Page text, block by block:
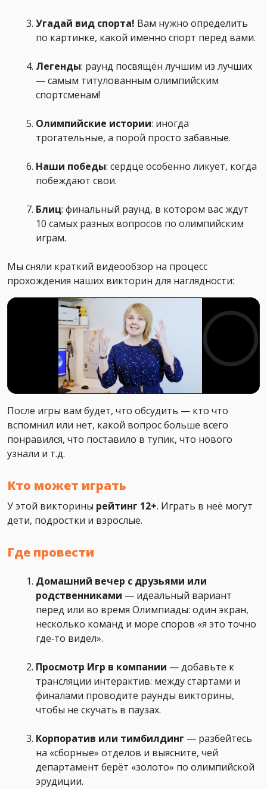
Угадай вид спорта! Вам нужно определить
по картинке, какой именно спорт перед вами.
Легенды: раунд посвящён лучшим из лучших
— самым титулованным олимпийским
спортсменам!
Олимпийские истории: иногда
трогательные, а порой просто забавные.
Наши победы: сердце особенно ликует, когда
побеждают свои.
Блиц: финальный раунд, в котором вас ждут
10 самых разных вопросов по олимпийским
играм.
Мы сняли краткий видеообзор на процесс
прохождения наших викторин для наглядности:
После игры вам будет, что обсудить — кто что
вспомнил или нет, какой вопрос больше всего
понравился, что поставило в тупик, что нового
узнали и т.д.
Кто может играть
У этой викторины рейтинг 12+. Играть в неё могут
дети, подростки и взрослые.
Где провести
Домашний вечер с друзьями или
родственниками — идеальный вариант
перед или во время Олимпиады: один экран,
несколько команд и море споров «я это точно
где‑то видел».
Просмотр Игр в компании — добавьте к
трансляции интерактив: между стартами и
финалами проводите раунды викторины,
чтобы не скучать в паузах.
Корпоратив или тимбилдинг — разбейтесь
на «сборные» отделов и выясните, чей
департамент берёт «золото» по олимпийской
эрудиции.